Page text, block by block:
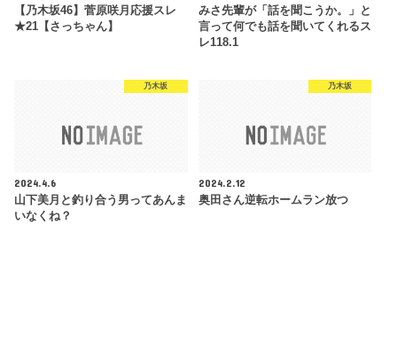
【乃木坂46】菅原咲月応援スレ
★21【さっちゃん】
みさ先輩が「話を聞こうか。」と
言って何でも話を聞いてくれるス
レ118.1
乃木坂
2024.4.6
山下美月と釣り合う男ってあんま
いなくね？
乃木坂
2024.2.12
奥田さん逆転ホームラン放つ